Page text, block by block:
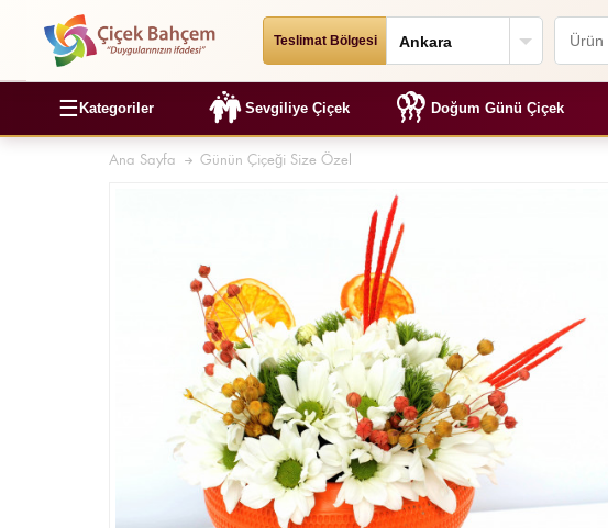
Teslimat Bölgesi
☰ Kategoriler Sevgiliye Çiçek Doğum Günü Çiçek
Ana Sayfa Günün Çiçeği Size Özel